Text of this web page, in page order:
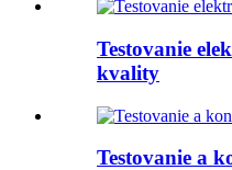
Testovanie
kvality
Testovanie a